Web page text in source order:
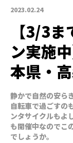
2023.02.24
【3/3
ン実施
本県・
静かで自然の安ら
自転車で過ごすの
ンタサイクルもよ
も開催中なのでこ
でしょうか。